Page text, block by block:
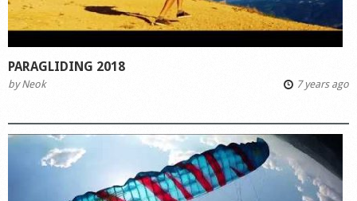
PARAGLIDING 2018
byNeok 7 years ago